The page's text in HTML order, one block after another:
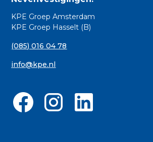
KPE Groep Amsterdam
KPE Groep Hasselt (B)
(085) 016 04 78
info@kpe.nl